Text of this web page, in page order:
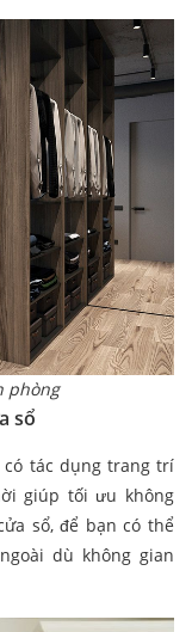
phòng
sổ
có tác dụng trang trí
giúp tối ưu không
sổ, để bạn có thể
dù không gian